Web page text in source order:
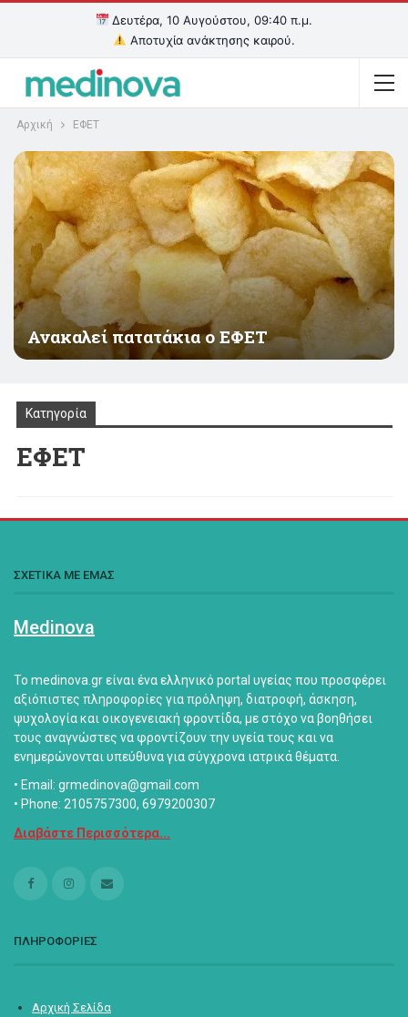
Δευτέρα, 10 Αυγούστου, 09:40 π.μ.
Αποτυχία ανάκτησης καιρού.
Αρχική ΕΦΕΤ
Ανακαλεί πατατάκια ο ΕΦΕΤ
Κατηγορία
ΕΦΕΤ
ΣΧΕΤΙΚΑ ΜΕ ΕΜΑΣ
Medinova
Το medinova.gr είναι ένα ελληνικό portal υγείας που προσφέρει
αξιόπιστες πληροφορίες για πρόληψη, διατροφή, άσκηση,
ψυχολογία και οικογενειακή φροντίδα, με στόχο να βοηθήσει
τους αναγνώστες να φροντίζουν την υγεία τους και να
ενημερώνονται υπεύθυνα για σύγχρονα ιατρικά θέματα.
• Email: grmedinova@gmail.com
• Phone: 2105757300, 6979200307
Διαβάστε Περισσότερα...
ΠΛΗΡΟΦΟΡΙΕΣ
Αρχική Σελίδα